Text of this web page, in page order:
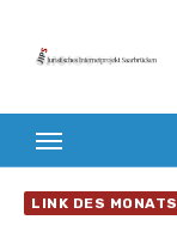
Inhalt
LINK DES MONATS